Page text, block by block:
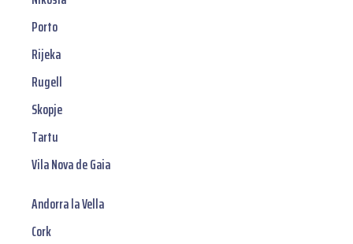
Porto
Rijeka
Rugell
Skopje
Tartu
Vila Nova de Gaia
Andorra la Vella
Cork